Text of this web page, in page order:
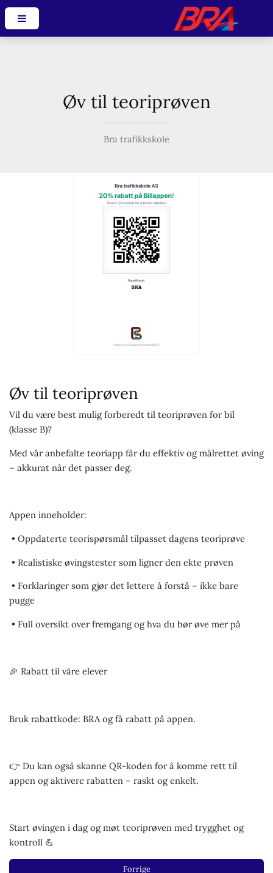
Øv til teoriprøven
Bra trafikkskole
Øv til teoriprøven
Vil du være best mulig forberedt til teoriprøven for bil
(klasse B)?
Med vår anbefalte teoriapp får du effektiv og målrettet øving
– akkurat når det passer deg.
Appen inneholder:
• Oppdaterte teorispørsmål tilpasset dagens teoriprøve
• Realistiske øvingstester som ligner den ekte prøven
• Forklaringer som gjør det lettere å forstå – ikke bare
pugge
• Full oversikt over fremgang og hva du bør øve mer på
🎉 Rabatt til våre elever
Bruk rabattkode: BRA og få rabatt på appen.
👉 Du kan også skanne QR-koden for å komme rett til
appen og aktivere rabatten – raskt og enkelt.
Start øvingen i dag og møt teoriprøven med trygghet og
kontroll 💪
Forrige